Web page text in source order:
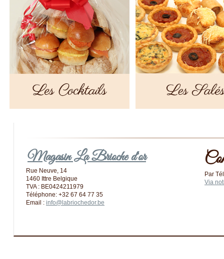
Par
Via
Magasin La Brioche d'or
Rue Neuve, 14
1460 Ittre Belgique
TVA : BE0424211979
Téléphone: +32 67 64 77 35
Email : info@labriochedor.be